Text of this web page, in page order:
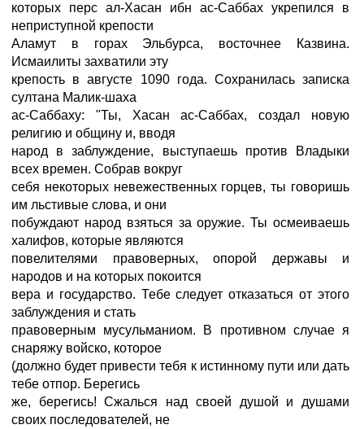
которых перс ал-Хасан ибн ас-Саббах укрепился в
неприступной крепости
Аламут в горах Эльбурса, восточнее Казвина.
Исмаилиты захватили эту
крепость в августе 1090 года. Сохранилась записка
султана Малик-шаха
ас-Саббаху: "Ты, Хасан ас-Саббах, создал новую
религию и общину и, вводя
народ в заблуждение, выступаешь против Владыки
всех времен. Собрав вокруг
себя некоторых невежественных горцев, ты говоришь
им льстивые слова, и они
побуждают народ взяться за оружие. Ты осмеиваешь
халифов, которые являются
повелителями правоверных, опорой державы и
народов и на которых покоится
вера и государство. Тебе следует отказаться от этого
заблуждения и стать
правоверным мусульманиом. В противном случае я
снаряжу войско, которое
(должно будет привести тебя к истинному пути или дать
тебе отпор. Берегись
же, берегись! Сжалься над своей душой и душами
своих последователей, не